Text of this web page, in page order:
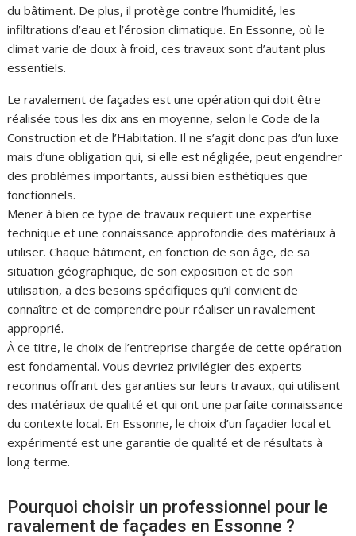
du bâtiment. De plus, il protège contre l’humidité, les
infiltrations d’eau et l’érosion climatique. En Essonne, où le
climat varie de doux à froid, ces travaux sont d’autant plus
essentiels.
Le ravalement de façades est une opération qui doit être
réalisée tous les dix ans en moyenne, selon le Code de la
Construction et de l’Habitation. Il ne s’agit donc pas d’un luxe
mais d’une obligation qui, si elle est négligée, peut engendrer
des problèmes importants, aussi bien esthétiques que
fonctionnels.
Mener à bien ce type de travaux requiert une expertise
technique et une connaissance approfondie des matériaux à
utiliser. Chaque bâtiment, en fonction de son âge, de sa
situation géographique, de son exposition et de son
utilisation, a des besoins spécifiques qu’il convient de
connaître et de comprendre pour réaliser un ravalement
approprié.
À ce titre, le choix de l’entreprise chargée de cette opération
est fondamental. Vous devriez privilégier des experts
reconnus offrant des garanties sur leurs travaux, qui utilisent
des matériaux de qualité et qui ont une parfaite connaissance
du contexte local. En Essonne, le choix d’un façadier local et
expérimenté est une garantie de qualité et de résultats à
long terme.
Pourquoi choisir un professionnel pour le
ravalement de façades en Essonne ?